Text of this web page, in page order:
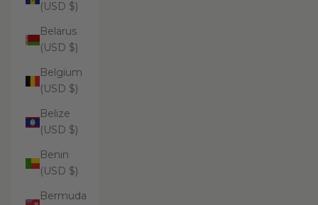
(USD $)
Belarus
(USD $)
Belgium
(USD $)
Belize
(USD $)
Benin
(USD $)
Bermuda